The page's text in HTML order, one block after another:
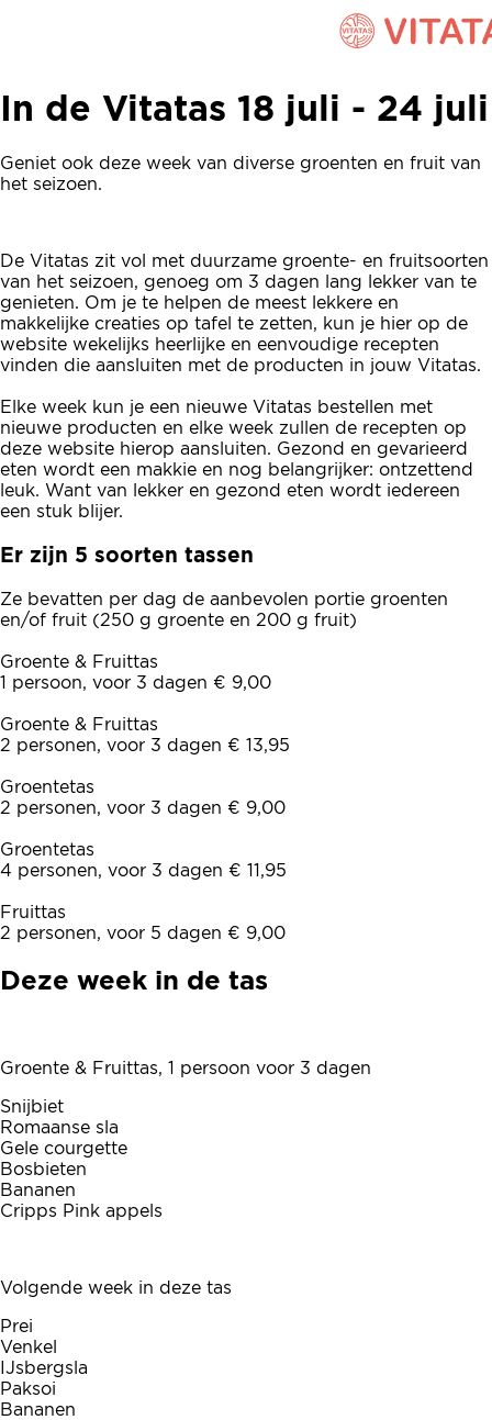
In de Vitatas 18 juli - 24 juli
In de Vitatas 18 juli - 24 juli
Geniet ook deze week van diverse groenten en fruit van
het seizoen.
De Vitatas zit vol met duurzame groente- en fruitsoorten
van het seizoen, genoeg om 3 dagen lang lekker van te
genieten. Om je te helpen de meest lekkere en
makkelijke creaties op tafel te zetten, kun je hier op de
website wekelijks heerlijke en eenvoudige recepten
vinden die aansluiten met de producten in jouw Vitatas.
Elke week kun je een nieuwe Vitatas bestellen met
nieuwe producten en elke week zullen de recepten op
deze website hierop aansluiten. Gezond en gevarieerd
eten wordt een makkie en nog belangrijker: ontzettend
leuk. Want van lekker en gezond eten wordt iedereen
een stuk blijer.
Er zijn 5 soorten tassen
Ze bevatten per dag de aanbevolen portie groenten
en/of fruit (250 g groente en 200 g fruit)
Groente & Fruittas
1 persoon, voor 3 dagen € 9,00
Groente & Fruittas
2 personen, voor 3 dagen € 13,95
Groentetas
2 personen, voor 3 dagen € 9,00
Groentetas
4 personen, voor 3 dagen € 11,95
Fruittas
2 personen, voor 5 dagen € 9,00
Deze week in de tas
Groente & Fruittas, 1 persoon voor 3 dagen
Snijbiet
Romaanse sla
Gele courgette
Bosbieten
Bananen
Cripps Pink appels
Volgende week in deze tas
Prei
Venkel
IJsbergsla
Paksoi
Bananen